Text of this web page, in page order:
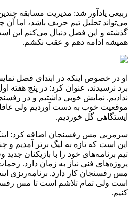
ربیعی یادآور شد: مدیریت مسابقه
می‌تواند تحلیل تیم حریف باشد، اما
گذشته و این فصل دنبال می‌کنم این
همیشه ادامه دهم و عقب نکشم.
او در خصوص اینکه در ابتدای فصل
برد نرسیدند، عنوان کرد: در پنج هفته
موقعیت خوب به دست آوردیم ولی
ایستگاهی گل خوردیم.
سرمربی مس رفسنجان اضافه کرد:
این است که تازه به لیگ برتر آمدیم و
تیم برنامه‌های خود را با بازیکنان
پروژه‌های فنی نیاز به زمان دارد.
مس رفسنجان کار دارد. برنامه‌ریزی
است ولی تمام تلاشم است تا مس
کنیم.